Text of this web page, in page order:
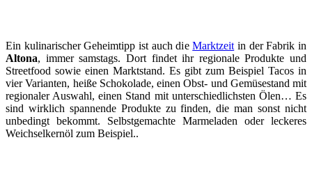
Ein kulinarischer Geheimtipp ist auch dieMarktzeit in der Fabrik in
Altona, immer samstags. Dort findet ihr regionale Produkte und
Streetfood sowie einen Marktstand. Es gibt zum Beispiel Tacos in
vier Varianten, heiße Schokolade, einen Obst- und Gemüsestand mit
regionaler Auswahl, einen Stand mit unterschiedlichsten Ölen… Es
sind wirklich spannende Produkte zu finden, die man sonst nicht
unbedingt bekommt. Selbstgemachte Marmeladen oder leckeres
Weichselkernöl zum Beispiel..